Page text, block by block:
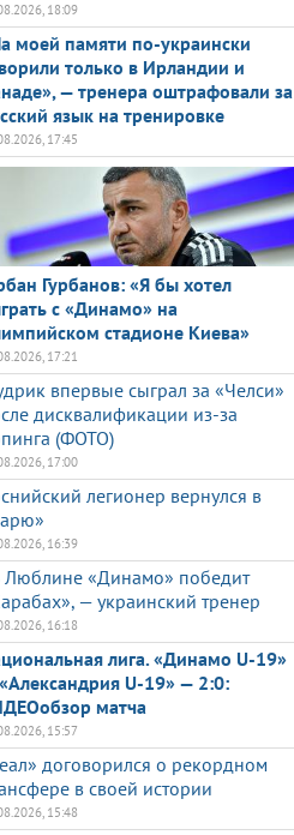
18:09
моей памяти по-украински
только в Ирландии и
— тренера оштрафовали за
язык на тренировке
17:45
Гурбанов: «Я бы хотел
с «Динамо» на
стадионе Киева»
17:21
впервые сыграл за «Челси»
дисквалификации из-за
(ФОТО)
17:00
легионер вернулся в
16:39
Люблине «Динамо» победит
— украинский тренер
16:18
лига. «Динамо U-19»
U-19» — 2:0:
матча
15:57
договорился о рекордном
в своей истории
15:48